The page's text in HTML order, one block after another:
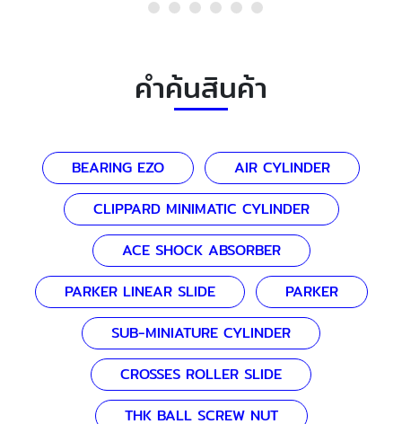
คำค้นสินค้า
BEARING EZO
AIR CYLINDER
CLIPPARD MINIMATIC CYLINDER
ACE SHOCK ABSORBER
PARKER LINEAR SLIDE
PARKER
SUB-MINIATURE CYLINDER
CROSSES ROLLER SLIDE
THK BALL SCREW NUT